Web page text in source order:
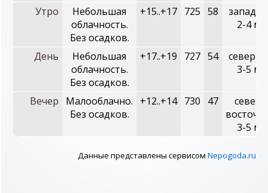
Утро
Небольшая
облачность.
Без осадков.
+15..+17 725 58
2-4 м/с
День
Небольшая
облачность.
Без осадков.
+17..+19 727 54
3-5 м/с
Вечер
Малооблачно.
Без осадков.
+12..+14 730 47
3-5 м/с
Данные представлены сервисом Nepogoda.ru